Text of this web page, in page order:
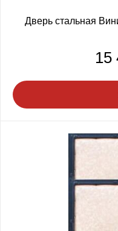
Дверь стальная
15